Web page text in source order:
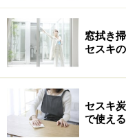
いたり、くん煙・く
も、安心です。
の裏や収納棚や引き
葉植物の近くなどに
窓拭き
セスキ
セスキ
で使え